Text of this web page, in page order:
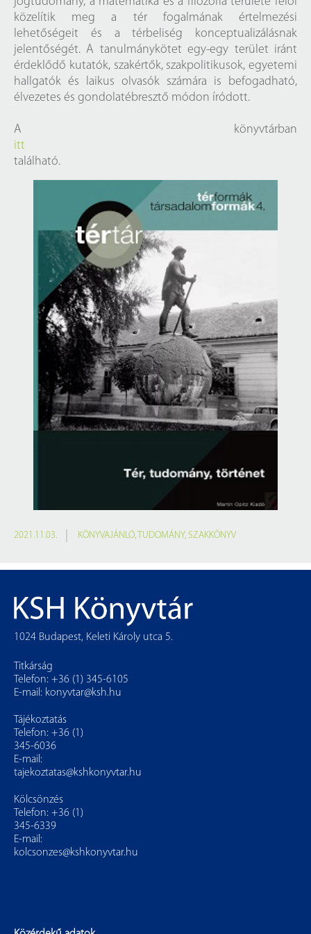
közelítik meg a tér fogalmának értelmezési
lehetőségeit és a térbeliség konceptualizálásnak
jelentőségét. A tanulmánykötet egy-egy terület iránt
érdeklődő kutatók, szakértők, szakpolitikusok, egyetemi
hallgatók és laikus olvasók számára is befogadható,
élvezetes és gondolatébresztő módon íródott.
A könyvtárban
itt
található.
2021.11.03. KÖNYVAJÁNLÓ, TUDOMÁNY, SZAKKÖNYV
1024 Budapest, Keleti Károly utca 5.
Titkárság
Telefon: +36 (1) 345-6105
E-mail: konyvtar@ksh.hu
Tájékoztatás
Telefon: +36 (1)
345-6036
E-mail:
tajekoztatas@kshkonyvtar.hu
Kölcsönzés
Telefon: +36 (1)
345-6339
E-mail:
kolcsonzes@kshkonyvtar.hu